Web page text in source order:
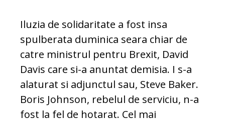
Iluzia de solidaritate a fost insa
spulberata duminica seara chiar de
catre ministrul pentru Brexit, David
Davis care si-a anuntat demisia. I s-a
alaturat si adjunctul sau, Steve Baker.
Boris Johnson, rebelul de serviciu, n-a
fost la fel de hotarat. Cel mai